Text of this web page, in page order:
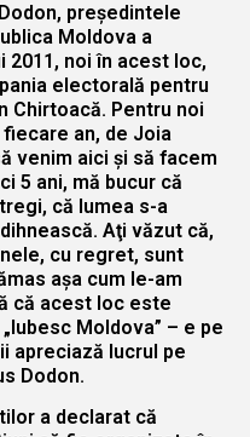
preşedintele
Moldova a
2011, noi în acest loc,
electorală pentru
Chirtoacă. Pentru noi
an, de Joia
venim aici şi să facem
5 ani, mă bucur că
că lumea s-a
Aţi văzut că,
cu regret, sunt
aşa cum le-am
că acest loc este
Moldova” – e pe
apreciază lucrul pe
Dodon.
a declarat că